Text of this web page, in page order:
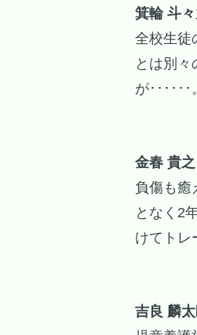
箕輪 斗
全校生徒
とは別
が･･････。
金春 貴
負傷も癒
となく2
けてトレ
吉良 麟